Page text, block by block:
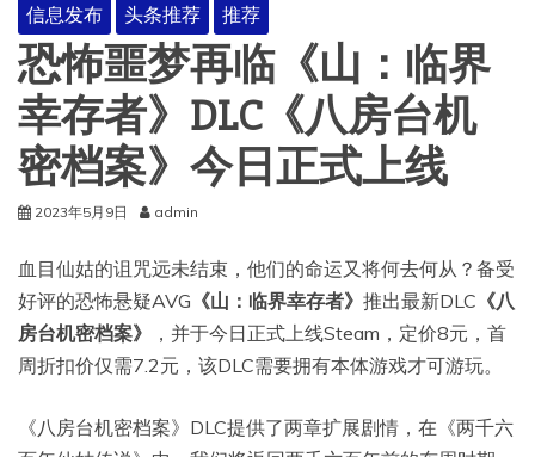
信息发布 头条推荐 推荐
恐怖噩梦再临《山：临界
幸存者》DLC《八房台机
密档案》今日正式上线
2023年5月9日 admin
血目仙姑的诅咒远未结束，他们的命运又将何去何从？备受
好评的恐怖悬疑AVG 《山：临界幸存者》 推出最新DLC 《八
房台机密档案》
，并于今日正式上线Steam，定价8元，首
周折扣价仅需7.2元，该DLC需要拥有本体游戏才可游玩。
《八房台机密档案》DLC提供了两章扩展剧情，在《两千六